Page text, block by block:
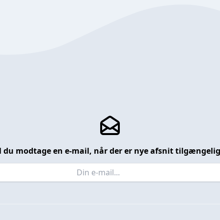
du modtage en e-mail, når der er nye afsnit